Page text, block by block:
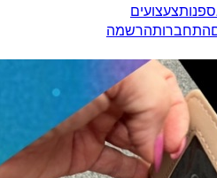
צעצועים
התחברותהרשמה